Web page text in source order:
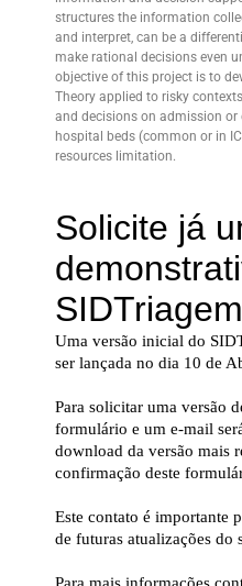
structures the information
and interpret, can be a
make rational decisions even
objective of this project is to
Theory applied to risky
and decisions on admission
hospital beds (common or in
resources limitation.